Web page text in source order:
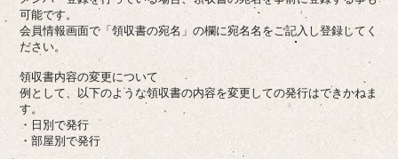
可能です。
会員情報画面で「領収書の宛名」の欄に宛名名をご記入し登録してく
ださい。
領収書内容の変更について
例として、以下のような領収書の内容を変更しての発行はできかねま
す。
・日別で発行
・部屋別で発行